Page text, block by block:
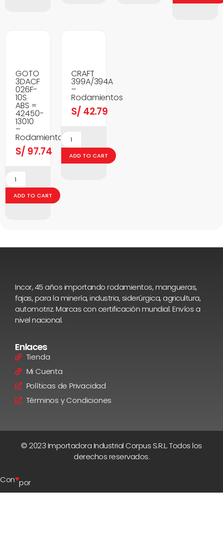
GOTO
3DACF
026F-
10S
ABS =
42450-
13010
–
Rodamientos
S/ 97.74
ADD TO CART
CRAFT
399A/394A
–
Rodamientos
S/ 42.79
ADD TO CART
Incor, 45 años importando rodamientos, mangueras,
fajas, para la minería, industria, siderúrgica, agricultura,
automotriz. Marcas con certificación mundial. Envíos a
nivel nacional.
Enlaces
Tienda
Mi Cuenta
Políticas de Privacidad
Términos y Condiciones
© 2023 Importadora Industrial Corpus S.R.L. Todos los
derechos reservados.
Con♥por